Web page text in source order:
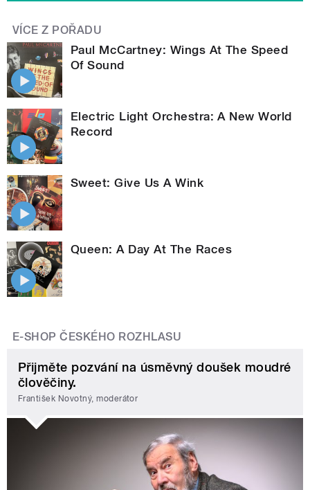
VÍCE Z POŘADU
Paul McCartney: Wings At The Speed
Of Sound
Electric Light Orchestra: A New World
Record
Sweet: Give Us A Wink
Queen: A Day At The Races
E-SHOP ČESKÉHO ROZHLASU
Přijměte pozvání na úsměvný doušek moudré
člověčiny.
František Novotný, moderátor